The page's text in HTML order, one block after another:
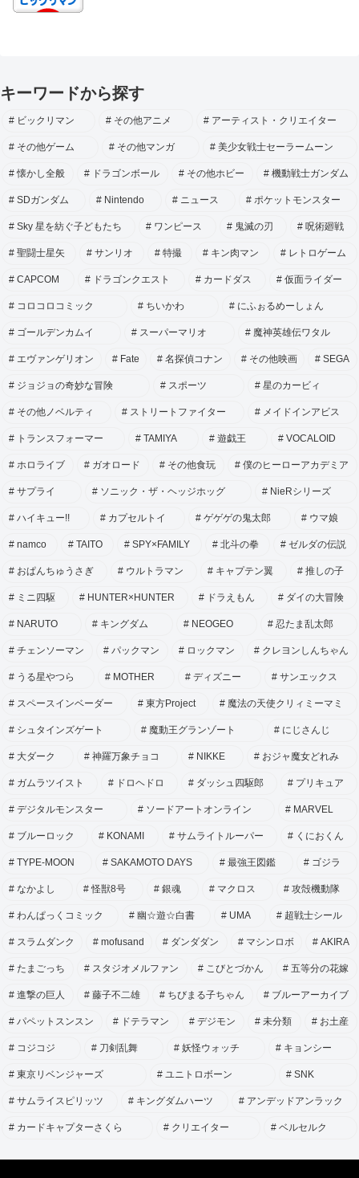
キーワードから探す
ビックリマン その他アニメ アーティスト・クリエイター
その他ゲーム その他マンガ 美少女戦士セーラームーン
懐かし全般 ドラゴンボール その他ホビー 機動戦士ガンダム
SDガンダム Nintendo ニュース ポケットモンスター
Sky 星を紡ぐ子どもたち ワンピース 鬼滅の刃 呪術廻戦
聖闘士星矢 サンリオ 特撮 キン肉マン レトロゲーム
CAPCOM ドラゴンクエスト カードダス 仮面ライダー
コロコロコミック ちいかわ にふぉるめーしょん
ゴールデンカムイ スーパーマリオ 魔神英雄伝ワタル
エヴァンゲリオン Fate 名探偵コナン その他映画 SEGA
ジョジョの奇妙な冒険 スポーツ 星のカービィ
その他ノベルティ ストリートファイター メイドインアビス
トランスフォーマー TAMIYA 遊戯王 VOCALOID
ホロライブ ガオロード その他食玩 僕のヒーローアカデミア
サプライ ソニック・ザ・ヘッジホッグ NieRシリーズ
ハイキュー!! カプセルトイ ゲゲゲの鬼太郎 ウマ娘
namco TAITO SPY×FAMILY 北斗の拳 ゼルダの伝説
おぱんちゅうさぎ ウルトラマン キャプテン翼 推しの子
ミニ四駆 HUNTER×HUNTER ドラえもん ダイの大冒険
NARUTO キングダム NEOGEO 忍たま乱太郎
チェンソーマン パックマン ロックマン クレヨンしんちゃん
うる星やつら MOTHER ディズニー サンエックス
スペースインベーダー 東方Project 魔法の天使クリィミーマミ
シュタインズゲート 魔動王グランゾート にじさんじ
大ダーク 神羅万象チョコ NIKKE おジャ魔女どれみ
ガムラツイスト ドロヘドロ ダッシュ四駆郎 プリキュア
デジタルモンスター ソードアートオンライン MARVEL
ブルーロック KONAMI サムライトルーパー くにおくん
TYPE-MOON SAKAMOTO DAYS 最強王図鑑 ゴジラ
なかよし 怪獣8号 銀魂 マクロス 攻殻機動隊
わんぱっくコミック 幽☆遊☆白書 UMA 超戦士シール
スラムダンク mofusand ダンダダン マシンロボ AKIRA
たまごっち スタジオメルファン こびとづかん 五等分の花嫁
進撃の巨人 藤子不二雄 ちびまる子ちゃん ブルーアーカイブ
パペットスンスン ドテラマン デジモン 未分類 お土産
コジコジ 刀剣乱舞 妖怪ウォッチ キョンシー
東京リベンジャーズ ユニトロボーン SNK
サムライスピリッツ キングダムハーツ アンデッドアンラック
カードキャプターさくら クリエイター ベルセルク